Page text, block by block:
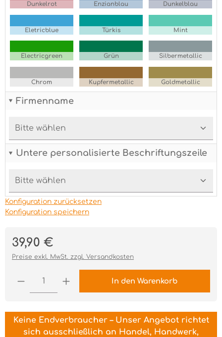
Dunkelrot Enzianblau Dunkelblau
Eletricblue Türkis Mint
Electricgreen Grün Silbermetallic
Chrom Kupfermetallic Goldmetallic
Firmenname
Untere personalisierte Beschriftungszeile
Konfiguration zurücksetzen
Konfiguration speichern
Regulärer Preis:
39,90 €
Preise exkl. MwSt. zzgl. Versandkosten
Produkt Anzahl: Gib den gewünschten Wert
In den Warenkorb
Keine Endverbraucher – Unser Angebot richtet
sich ausschließlich an Handel, Handwerk,